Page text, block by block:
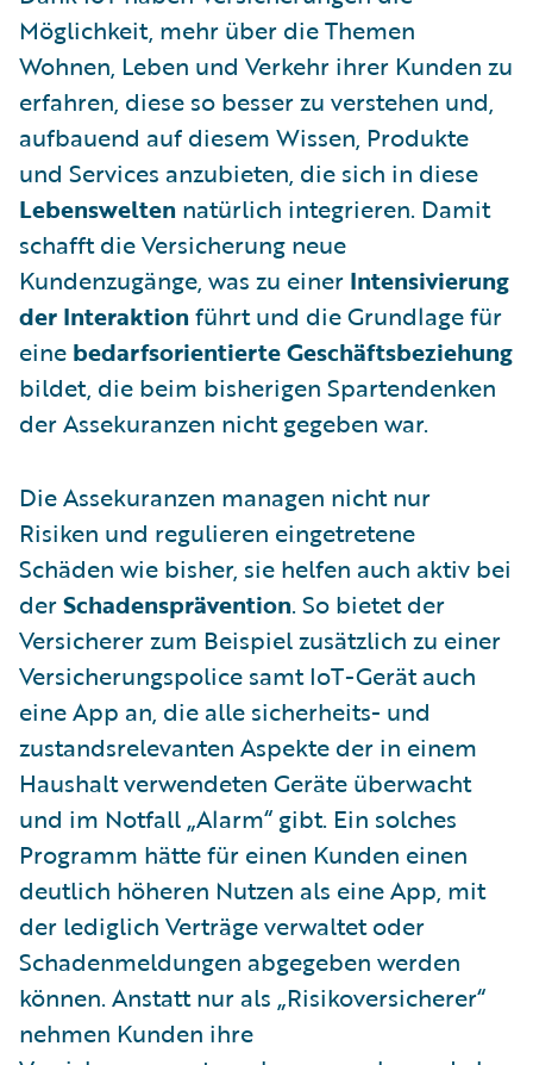
Möglichkeit, mehr über die Themen
Wohnen, Leben und Verkehr ihrer Kunden zu
erfahren, diese so besser zu verstehen und,
aufbauend auf diesem Wissen, Produkte
und Services anzubieten, die sich in diese
Lebenswelten natürlich integrieren. Damit
schafft die Versicherung neue
Kundenzugänge, was zu einer Intensivierung
der Interaktionführt und die Grundlage für
eine bedarfsorientierte Geschäftsbeziehung
bildet, die beim bisherigen Spartendenken
der Assekuranzen nicht gegeben war.
Die Assekuranzen managen nicht nur
Risiken und regulieren eingetretene
Schäden wie bisher, sie helfen auch aktiv bei
derSchadensprävention. So bietet der
Versicherer zum Beispiel zusätzlich zu einer
Versicherungspolice samt IoT-Gerät auch
eine App an, die alle sicherheits- und
zustandsrelevanten Aspekte der in einem
Haushalt verwendeten Geräte überwacht
und im Notfall „Alarm“ gibt. Ein solches
Programm hätte für einen Kunden einen
deutlich höheren Nutzen als eine App, mit
der lediglich Verträge verwaltet oder
Schadenmeldungen abgegeben werden
können. Anstatt nur als „Risikoversicherer“
nehmen Kunden ihre